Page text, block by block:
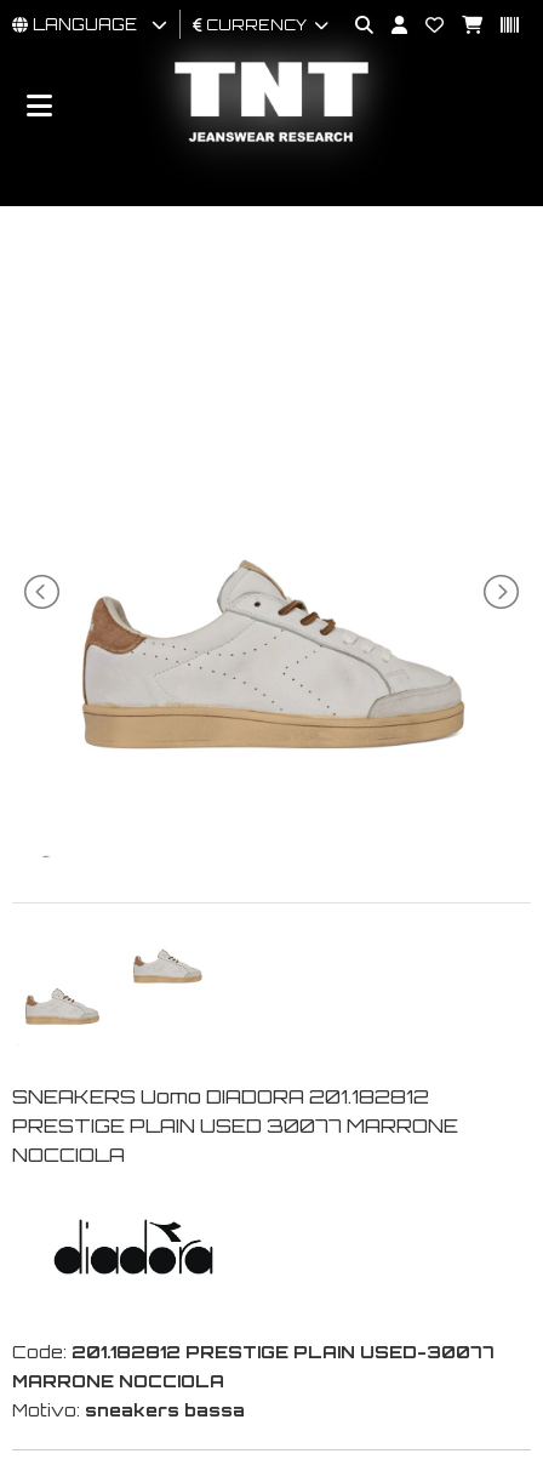
MAN
BRAND
LANGUAGE CURRENCY
SNEAKERS Uomo DIADORA 201.182812
PRESTIGE PLAIN USED 30077 MARRONE
NOCCIOLA
Code: 201.182812 PRESTIGE PLAIN USED-30077
MARRONE NOCCIOLA
Motivo: sneakers bassa